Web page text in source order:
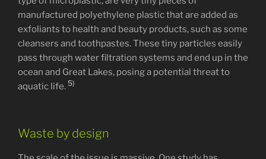
manufactured polyethylene plastic that are added as
exfoliants to health and beauty products, such as some
cleansers and toothpastes. These tiny particles easily
pass through water filtration systems and end up in the
ocean and Great Lakes, posing a potential threat to
aquatic life. 5)
Waste by design